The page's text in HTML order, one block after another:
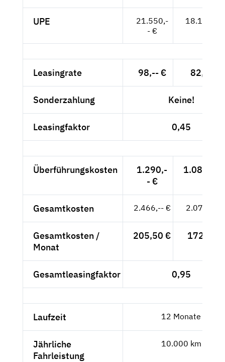
UPE
21.550,-
- €
18.109,--
Leasingrate 98,-- € 82,35 €
Sonderzahlung Keine!
Leasingfaktor 0,45
Überführungskosten
1.290,-
- €
1.084,03
Gesamtkosten 2.466,-- € 2.072,27
Gesamtkosten /
Monat
205,50 € 172,69 €
Gesamtleasingfaktor 0,95
Laufzeit 12 Monate
Jährliche
Fahrleistung
10.000 km